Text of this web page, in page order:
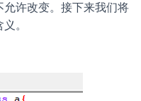
许改变。接下来我们将
。